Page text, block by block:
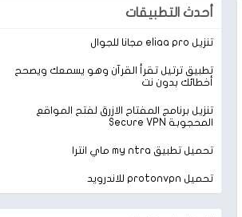
أحدث التطبيقات
تنزيل eliaa pro مجانا للجوال
تطبيق ترتيل تقرأ القرآن وهو يسمعك ويصحح
أخطائك بدون نت
تنزيل برنامج المفتاح الازرق لفتح المواقع
المحجوبة Secure VPN
تحميل تطبيق my ntra ماي انترا
تحميل protonvpn للاندرويد